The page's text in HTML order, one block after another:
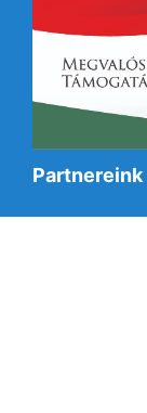
Partnereink